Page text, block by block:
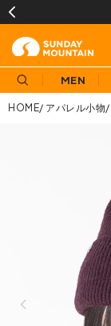
MEN
HOME アパレル小物